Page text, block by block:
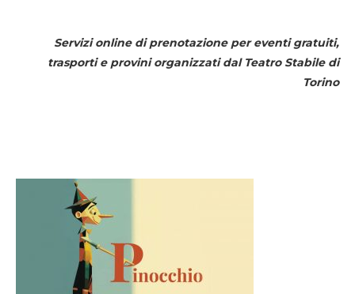
Servizi online di prenotazione per eventi gratuiti,
trasporti e provini organizzati dal Teatro Stabile di
Torino